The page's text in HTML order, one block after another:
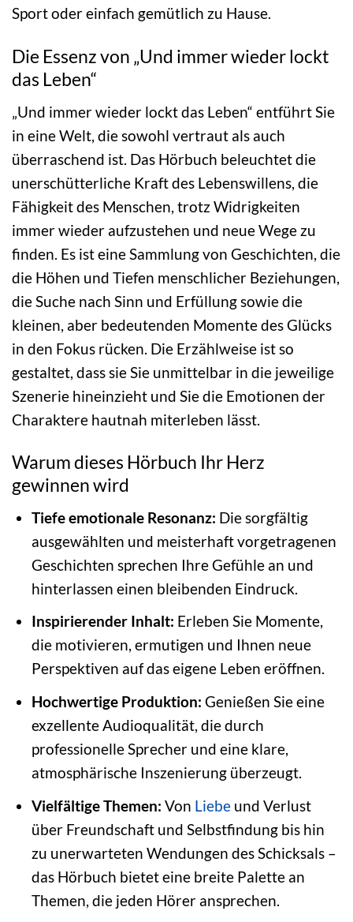
Sport oder einfach gemütlich zu Hause.
Die Essenz von „Und immer wieder lockt
das Leben“
„Und immer wieder lockt das Leben“ entführt Sie
in eine Welt, die sowohl vertraut als auch
überraschend ist. Das Hörbuch beleuchtet die
unerschütterliche Kraft des Lebenswillens, die
Fähigkeit des Menschen, trotz Widrigkeiten
immer wieder aufzustehen und neue Wege zu
finden. Es ist eine Sammlung von Geschichten, die
die Höhen und Tiefen menschlicher Beziehungen,
die Suche nach Sinn und Erfüllung sowie die
kleinen, aber bedeutenden Momente des Glücks
in den Fokus rücken. Die Erzählweise ist so
gestaltet, dass sie Sie unmittelbar in die jeweilige
Szenerie hineinzieht und Sie die Emotionen der
Charaktere hautnah miterleben lässt.
Warum dieses Hörbuch Ihr Herz
gewinnen wird
Tiefe emotionale Resonanz: Die sorgfältig
ausgewählten und meisterhaft vorgetragenen
Geschichten sprechen Ihre Gefühle an und
hinterlassen einen bleibenden Eindruck.
Inspirierender Inhalt: Erleben Sie Momente,
die motivieren, ermutigen und Ihnen neue
Perspektiven auf das eigene Leben eröffnen.
Hochwertige Produktion: Genießen Sie eine
exzellente Audioqualität, die durch
professionelle Sprecher und eine klare,
atmosphärische Inszenierung überzeugt.
Vielfältige Themen: Von Liebeund Verlust
über Freundschaft und Selbstfindung bis hin
zu unerwarteten Wendungen des Schicksals –
das Hörbuch bietet eine breite Palette an
Themen, die jeden Hörer ansprechen.